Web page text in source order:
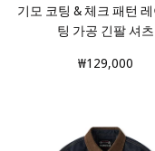
기모 코팅 & 체크 패턴
팅 가공 긴팔 셔츠
₩129,000